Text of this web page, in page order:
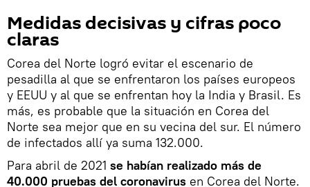
Medidas decisivas y cifras poco
claras
Corea del Norte logró evitar el escenario de
pesadilla al que se enfrentaron los países europeos
y EEUU y al que se enfrentan hoy la India y Brasil. Es
más, es probable que la situación en Corea del
Norte sea mejor que en su vecina del sur. El número
de infectados allí ya suma 132.000.
Para abril de 2021 se habían realizado más de
40.000 pruebas del coronavirus en Corea del Norte.